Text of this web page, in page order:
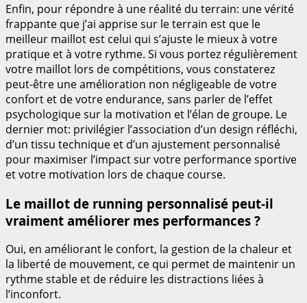
Enfin, pour répondre à une réalité du terrain: une vérité
frappante que j’ai apprise sur le terrain est que le
meilleur maillot est celui qui s’ajuste le mieux à votre
pratique et à votre rythme. Si vous portez régulièrement
votre maillot lors de compétitions, vous constaterez
peut-être une amélioration non négligeable de votre
confort et de votre endurance, sans parler de l’effet
psychologique sur la motivation et l’élan de groupe. Le
dernier mot: privilégier l’association d’un design réfléchi,
d’un tissu technique et d’un ajustement personnalisé
pour maximiser l’impact sur votre performance sportive
et votre motivation lors de chaque course.
Le maillot de running personnalisé peut-il
vraiment améliorer mes performances ?
Oui, en améliorant le confort, la gestion de la chaleur et
la liberté de mouvement, ce qui permet de maintenir un
rythme stable et de réduire les distractions liées à
l’inconfort.